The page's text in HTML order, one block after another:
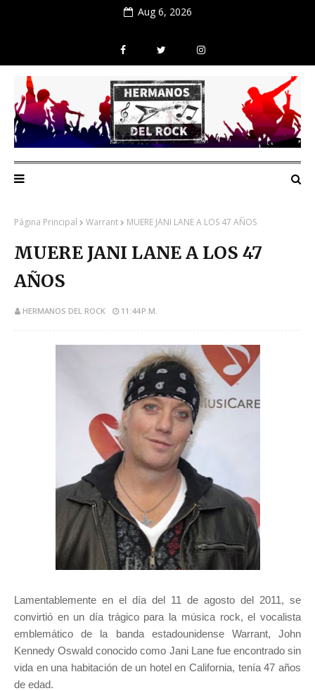
Aug 6, 2026
Página Principal Warrant MUERE JANI LANE A LOS 47 AÑOS
MUERE JANI LANE A LOS 47
AÑOS
HERMANOS DEL ROCK 11:44 P.M.
Lamentablemente en el día del 11 de agosto del 2011, se
convirtió en un día trágico para la música rock, el vocalista
emblemático de la banda estadounidense Warrant, John
Kennedy Oswald conocido como Jani Lane fue encontrado sin
vida en una habitación de un hotel en California, tenía 47 años
de edad.